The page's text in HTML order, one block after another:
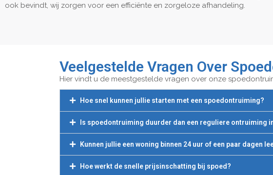
ook bevindt, wij zorgen voor een efficiënte en zorgeloze afhandeling.
Veelgestelde Vragen Over
Hier vindt u de meestgestelde vragen over onze
Hoe snel kunnen jullie starten met een spoedontruiming?
Is spoedontruiming duurder dan een reguliere ontruiming
Kunnen jullie een woning binnen 24 uur of een paar dagen
Hoe werkt de snelle prijsinschatting bij spoed?